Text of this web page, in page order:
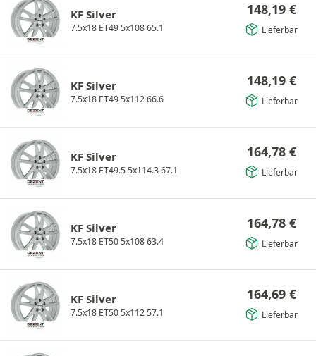
KF Silver
7.5x18 ET49 5x108 65.1
148,19 €
Lieferbar
KF Silver
7.5x18 ET49 5x112 66.6
148,19 €
Lieferbar
KF Silver
7.5x18 ET49.5 5x114.3 67.1
164,78 €
Lieferbar
KF Silver
7.5x18 ET50 5x108 63.4
164,78 €
Lieferbar
KF Silver
7.5x18 ET50 5x112 57.1
164,69 €
Lieferbar